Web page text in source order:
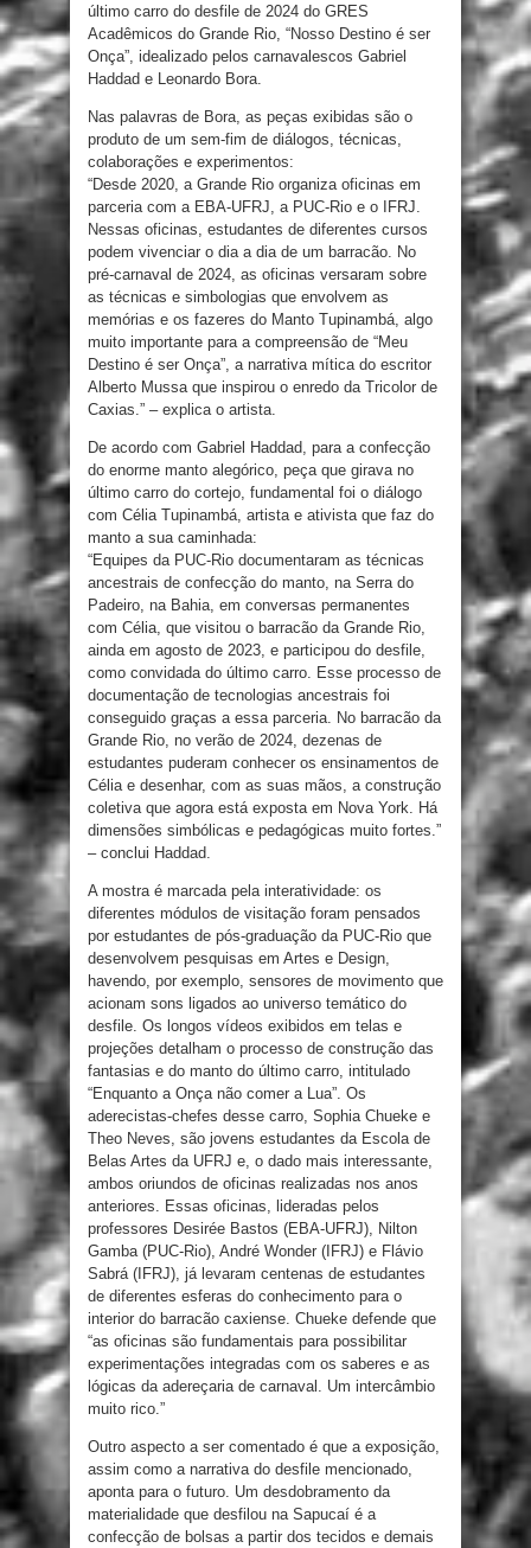
último carro do desfile de 2024 do GRES
Acadêmicos do Grande Rio, “Nosso Destino é ser
Onça”, idealizado pelos carnavalescos Gabriel
Haddad e Leonardo Bora.
Nas palavras de Bora, as peças exibidas são o
produto de um sem-fim de diálogos, técnicas,
colaborações e experimentos:
“Desde 2020, a Grande Rio organiza oficinas em
parceria com a EBA-UFRJ, a PUC-Rio e o IFRJ.
Nessas oficinas, estudantes de diferentes cursos
podem vivenciar o dia a dia de um barracão. No
pré-carnaval de 2024, as oficinas versaram sobre
as técnicas e simbologias que envolvem as
memórias e os fazeres do Manto Tupinambá, algo
muito importante para a compreensão de “Meu
Destino é ser Onça”, a narrativa mítica do escritor
Alberto Mussa que inspirou o enredo da Tricolor de
Caxias.” – explica o artista.
De acordo com Gabriel Haddad, para a confecção
do enorme manto alegórico, peça que girava no
último carro do cortejo, fundamental foi o diálogo
com Célia Tupinambá, artista e ativista que faz do
manto a sua caminhada:
“Equipes da PUC-Rio documentaram as técnicas
ancestrais de confecção do manto, na Serra do
Padeiro, na Bahia, em conversas permanentes
com Célia, que visitou o barracão da Grande Rio,
ainda em agosto de 2023, e participou do desfile,
como convidada do último carro. Esse processo de
documentação de tecnologias ancestrais foi
conseguido graças a essa parceria. No barracão da
Grande Rio, no verão de 2024, dezenas de
estudantes puderam conhecer os ensinamentos de
Célia e desenhar, com as suas mãos, a construção
coletiva que agora está exposta em Nova York. Há
dimensões simbólicas e pedagógicas muito fortes.”
– conclui Haddad.
A mostra é marcada pela interatividade: os
diferentes módulos de visitação foram pensados
por estudantes de pós-graduação da PUC-Rio que
desenvolvem pesquisas em Artes e Design,
havendo, por exemplo, sensores de movimento que
acionam sons ligados ao universo temático do
desfile. Os longos vídeos exibidos em telas e
projeções detalham o processo de construção das
fantasias e do manto do último carro, intitulado
“Enquanto a Onça não comer a Lua”. Os
aderecistas-chefes desse carro, Sophia Chueke e
Theo Neves, são jovens estudantes da Escola de
Belas Artes da UFRJ e, o dado mais interessante,
ambos oriundos de oficinas realizadas nos anos
anteriores. Essas oficinas, lideradas pelos
professores Desirée Bastos (EBA-UFRJ), Nilton
Gamba (PUC-Rio), André Wonder (IFRJ) e Flávio
Sabrá (IFRJ), já levaram centenas de estudantes
de diferentes esferas do conhecimento para o
interior do barracão caxiense. Chueke defende que
“as oficinas são fundamentais para possibilitar
experimentações integradas com os saberes e as
lógicas da adereçaria de carnaval. Um intercâmbio
muito rico.”
Outro aspecto a ser comentado é que a exposição,
assim como a narrativa do desfile mencionado,
aponta para o futuro. Um desdobramento da
materialidade que desfilou na Sapucaí é a
confecção de bolsas a partir dos tecidos e demais